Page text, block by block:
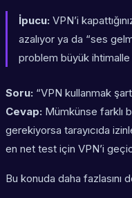
İpucu: VPN’i
azalıyor ya da “ses
problem büyük ihtimalle
Soru: “VPN kullanmak
Cevap: Mümkünse farklı
gerekiyorsa tarayıcıda
en net test için VPN’i
Bu konuda daha fazlasını